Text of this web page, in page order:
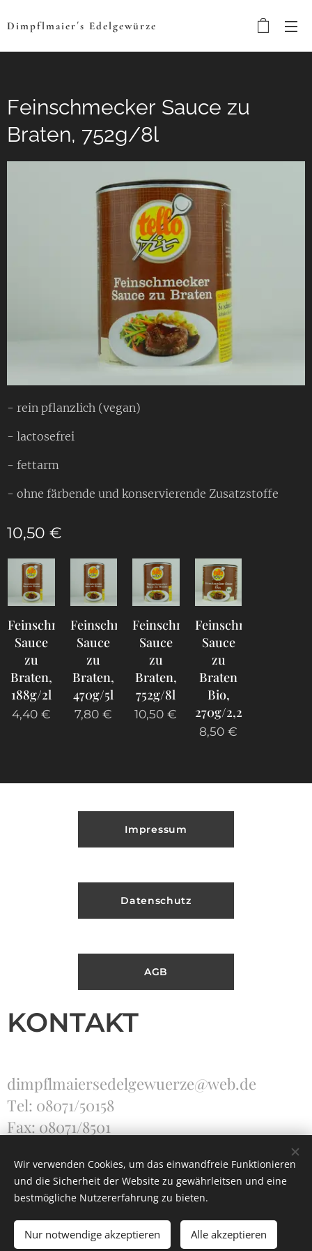
Dimpflmaier´s Edelgewürze
Feinschmecker Sauce zu
Braten, 752g/8l
- rein pflanzlich (vegan)
- lactosefrei
- fettarm
- ohne färbende und konservierende Zusatzstoffe
10,50 €
Zum Warenkorb hinzufügen
Feinschmecker
Sauce
zu
Braten,
188g/2l
4,40€
Feinschmecker
Sauce
zu
Braten,
470g/5l
7,80 €
Feinschmecker
Sauce
zu
Braten,
752g/8l
10,50 €
Feinschmecker
Sauce
zu
Braten
Bio,
270g/2,25l
8,50 €
Impressum
Datenschutz
AGB
KONTAKT
dimpflmaiersedelgewuerze@web.de
Tel: 08071/50158
Fax: 08071/8501
Unterstützt vonWebnode Cookies
Wir verwenden Cookies, um das einwandfreie Funktionieren
und die Sicherheit der Website zu gewährleitsen und eine
bestmögliche Nutzererfahrung zu bieten.
Nur notwendige akzeptieren Alle akzeptieren